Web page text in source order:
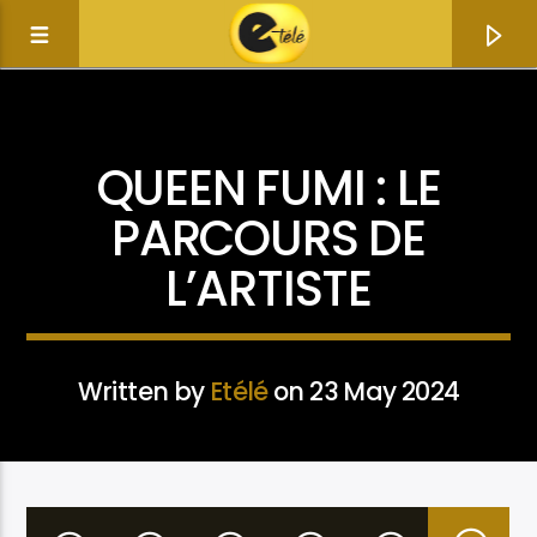
Artist
QUEEN FUMI : LE
PARCOURS DE
L’ARTISTE
Written by Etéléon 23 May 2024